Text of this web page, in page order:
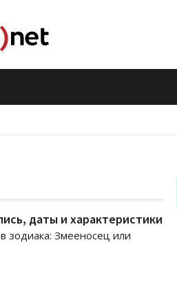
даты и характеристики
зодиака: Змееносец или